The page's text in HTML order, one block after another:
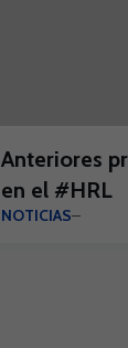
Anteriores
en el #HRL
NOTICIAS